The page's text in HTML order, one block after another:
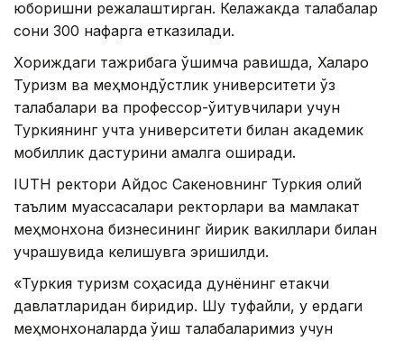
юборишни режалаштирган. Келажакда талабалар
сони 300 нафарга етказилади.
Хориждаги тажрибага қўшимча равишда, Халқаро
Туризм ва меҳмондўстлик университети ўз
талабалари ва профессор-ўқитувчилари учун
Туркиянинг учта университети билан академик
мобиллик дастурини амалга оширади.
IUTH ректори Айдос Сакеновнинг Туркия олий
таълим муассасалари ректорлари ва мамлакат
меҳмонхона бизнесининг йирик вакиллари билан
учрашувида келишувга эришилди.
«Туркия туризм соҳасида дунёнинг етакчи
давлатларидан биридир. Шу туфайли, у ердаги
меҳмонхоналарда ўқиш талабаларимиз учун